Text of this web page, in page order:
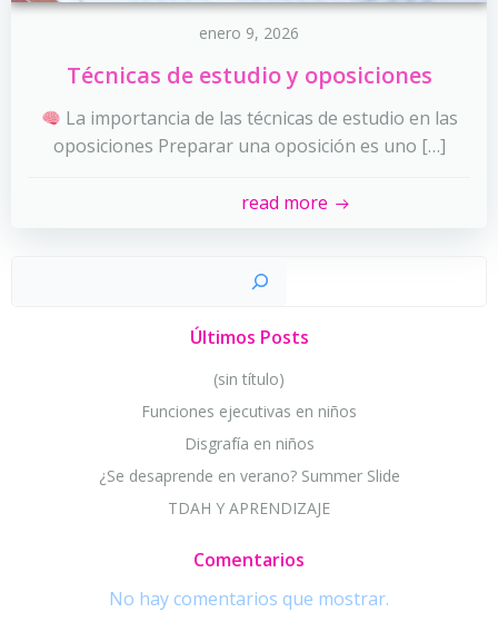
enero 9, 2026
Técnicas de estudio y oposiciones
La importancia de las técnicas de estudio en las
oposiciones Preparar una oposición es uno […]
read more
Últimos Posts
(sin título)
Funciones ejecutivas en niños
Disgrafía en niños
¿Se desaprende en verano? Summer Slide
TDAH Y APRENDIZAJE
Comentarios
No hay comentarios que mostrar.